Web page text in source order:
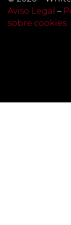
Aviso Legal –
sobre cookies